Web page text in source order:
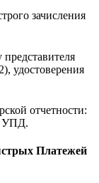
зачисления
удостоверения
отчетности:
УПД.
Платежей